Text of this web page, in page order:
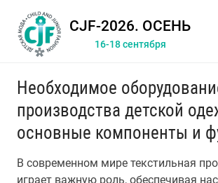
CJF-2026. ОСЕНЬ
16-18 сентября
Необходимое
производства детской
основные компоненты и
В современном мире текстильная
играет важную роль, обеспечивая